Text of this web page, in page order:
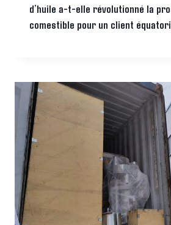
d’huile a-t-elle révolutionné la
comestible pour un client